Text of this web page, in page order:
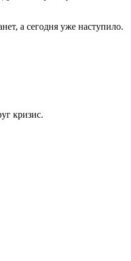
а сегодня уже наступило.
кризис.